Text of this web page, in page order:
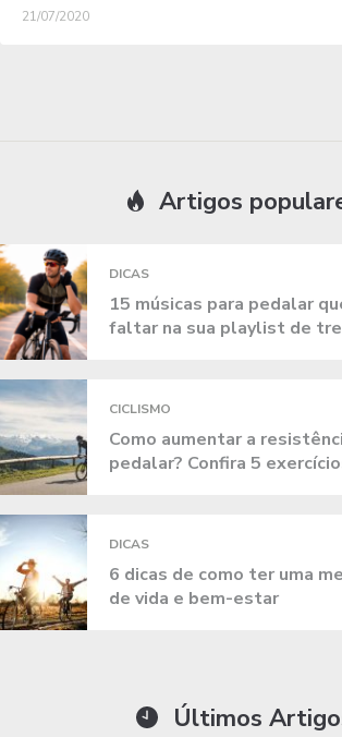
21/07/2020
Artigos
DICAS
15 músicas para pedalar
faltar na sua playlist de
CICLISMO
Como aumentar a
pedalar? Confira 5
DICAS
6 dicas de como ter uma
de vida e bem-estar
Últimos